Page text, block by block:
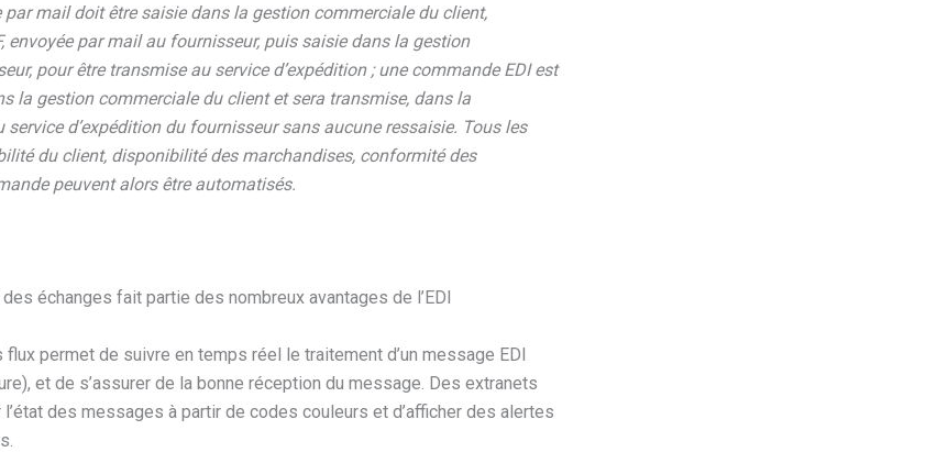
par mail doit être saisie dans la gestion commerciale du client,
envoyée par mail au fournisseur, puis saisie dans la gestion
pour être transmise au service d’expédition ; une commande EDI est
la gestion commerciale du client et sera transmise, dans la
d’expédition du fournisseur sans aucune ressaisie. Tous les
du client, disponibilité des marchandises, conformité des
peuvent alors être automatisés.
échanges fait partie des nombreux avantages de l’EDI
permet de suivre en temps réel le traitement d’un message EDI
et de s’assurer de la bonne réception du message. Des extranets
des messages à partir de codes couleurs et d’afficher des alertes